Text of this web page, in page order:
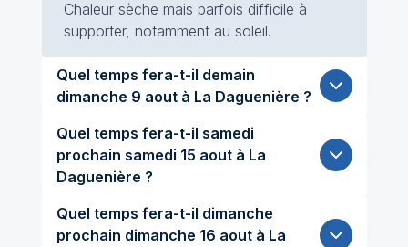
Chaleur sèche mais parfois difficile à
supporter, notamment au soleil.
Quel temps fera-t-il demain
dimanche 9 aout à La Daguenière ?
Quel temps fera-t-il samedi
prochain samedi 15 aout à La
Daguenière ?
Quel temps fera-t-il dimanche
prochain dimanche 16 aout à La